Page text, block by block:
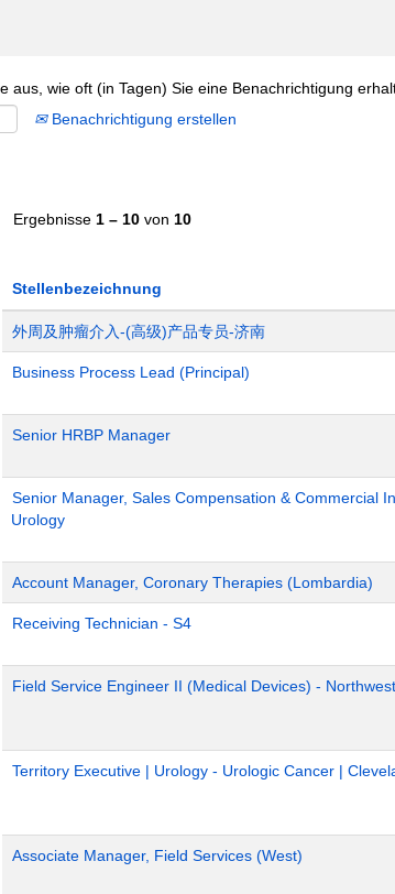
aus, wie oft (in Tagen) Sie eine Benachrichtigung
Benachrichtigung erstellen
Ergebnisse 1 – 10 von 10
Stellenbezeichnung
外周及肿瘤介入-(高级)产品专员-济南
Business Process Lead (Principal)
Senior HRBP Manager
Senior Manager, Sales Compensation & Commercial
Urology
Account Manager, Coronary Therapies (Lombardia)
Receiving Technician - S4
Field Service Engineer II (Medical Devices) -
Territory Executive | Urology - Urologic Cancer |
Associate Manager, Field Services (West)